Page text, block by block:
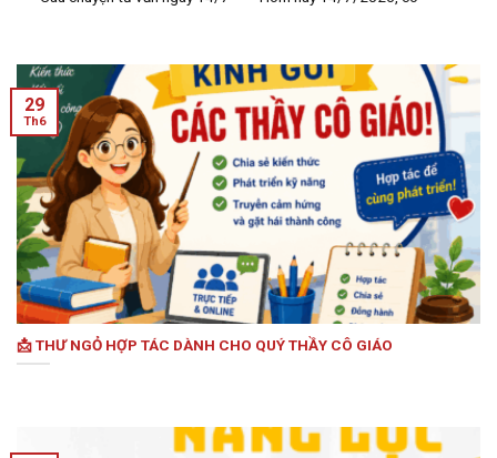
📩 THƯ NGỎ HỢP TÁC DÀNH CHO QUÝ THẦY CÔ GIÁO
29
Th6